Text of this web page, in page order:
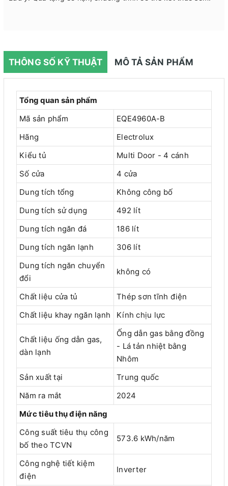
THÔNG SỐ KỸ THUẬT MÔ TẢ SẢN PHẨM
Tổng quan sản phẩm
Mã sản phẩm
EQE4960A-B
Hãng
Electrolux
Kiểu tủ
Multi Door - 4 cánh
Số cửa
4 cửa
Dung tích tổng
Không công bố
Dung tích sử dụng
492 lít
Dung tích ngăn đá
186 lít
Dung tích ngăn lạnh
306 lít
Dung tích ngăn chuyển
đổi
không có
Chất liệu cửa tủ
Thép sơn tĩnh điện
Chất liệu khay ngăn lạnh
Kính chịu lực
Chất liệu ống dẫn gas,
dàn lạnh
Ống dẫn gas bằng đồng
- Lá tản nhiệt bằng
Nhôm
Sản xuất tại
Trung quốc
Năm ra mắt
2024
Mức tiêu thụ điện năng
Công suất tiêu thụ công
bố theo TCVN
573.6 kWh/năm
Công nghệ tiết kiệm
điện
Inverter